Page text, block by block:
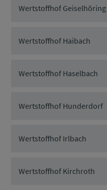
Wertstoffhof Geiselhöring
Wertstoffhof Haibach
Wertstoffhof Haselbach
Wertstoffhof Hunderdorf
Wertstoffhof Irlbach
Wertstoffhof Kirchroth